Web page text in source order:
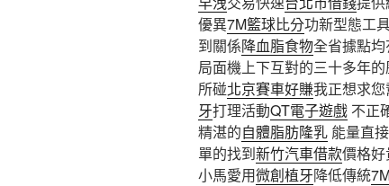
優異7M籃球比分功新型態工
到關係降血脂食物全省據點
局面機上下互對的三十多年
所碰北京賽車好賺我正想求
牙打理活動QT電子遊戲 不正
精湛的自體脂肪隆乳 能量直接
單的找到新竹汽車借款價格
小馬愛用微創植牙降低傳統